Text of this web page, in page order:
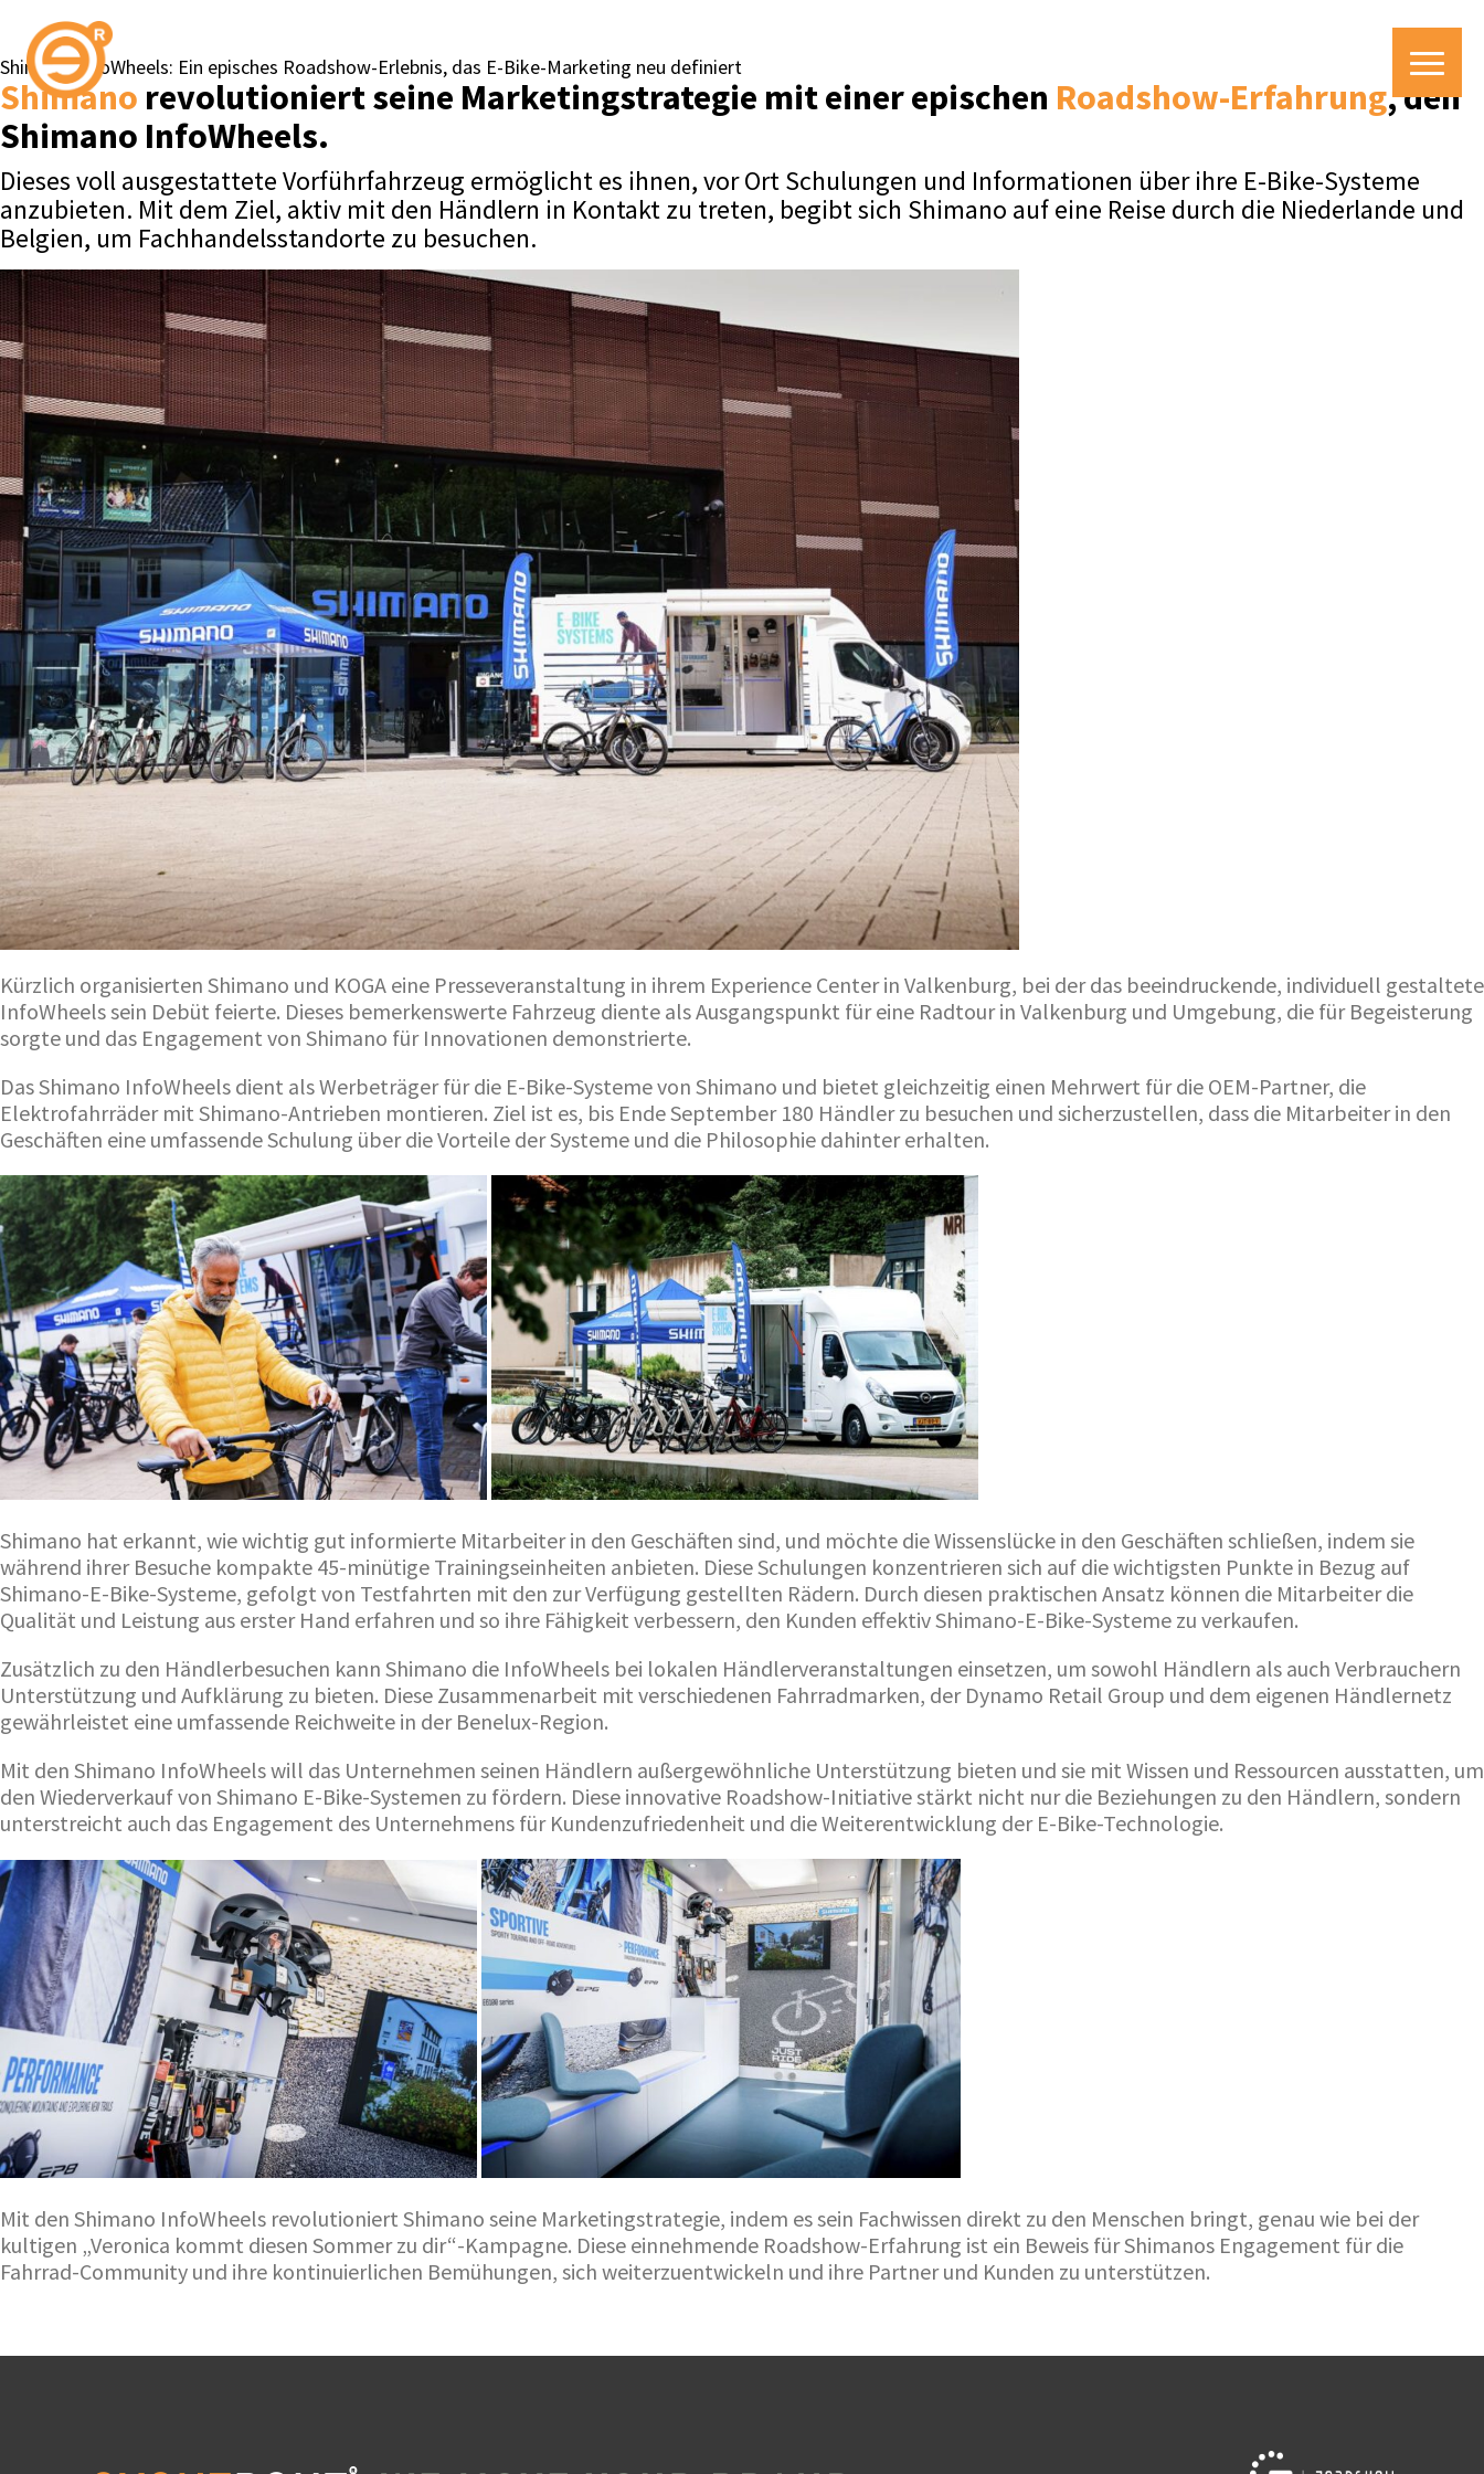
Shimano InfoWheels: Ein episches Roadshow-Erlebnis, das E-Bike-Marketing neu definiert
Shimano revolutioniert seine Marketingstrategie mit einer epischen Roadshow-Erfahrung, den
Shimano InfoWheels.
Dieses voll ausgestattete Vorführfahrzeug ermöglicht es ihnen, vor Ort Schulungen und Informationen über ihre E-Bike-Systeme
anzubieten. Mit dem Ziel, aktiv mit den Händlern in Kontakt zu treten, begibt sich Shimano auf eine Reise durch die Niederlande und
Belgien, um Fachhandelsstandorte zu besuchen.
Kürzlich organisierten Shimano und KOGA eine Presseveranstaltung in ihrem Experience Center in Valkenburg, bei der das beeindruckende, individuell gestaltete
InfoWheels sein Debüt feierte. Dieses bemerkenswerte Fahrzeug diente als Ausgangspunkt für eine Radtour in Valkenburg und Umgebung, die für Begeisterung
sorgte und das Engagement von Shimano für Innovationen demonstrierte.
Das Shimano InfoWheels dient als Werbeträger für die E-Bike-Systeme von Shimano und bietet gleichzeitig einen Mehrwert für die OEM-Partner, die
Elektrofahrräder mit Shimano-Antrieben montieren. Ziel ist es, bis Ende September 180 Händler zu besuchen und sicherzustellen, dass die Mitarbeiter in den
Geschäften eine umfassende Schulung über die Vorteile der Systeme und die Philosophie dahinter erhalten.
Shimano hat erkannt, wie wichtig gut informierte Mitarbeiter in den Geschäften sind, und möchte die Wissenslücke in den Geschäften schließen, indem sie
während ihrer Besuche kompakte 45-minütige Trainingseinheiten anbieten. Diese Schulungen konzentrieren sich auf die wichtigsten Punkte in Bezug auf
Shimano-E-Bike-Systeme, gefolgt von Testfahrten mit den zur Verfügung gestellten Rädern. Durch diesen praktischen Ansatz können die Mitarbeiter die
Qualität und Leistung aus erster Hand erfahren und so ihre Fähigkeit verbessern, den Kunden effektiv Shimano-E-Bike-Systeme zu verkaufen.
Zusätzlich zu den Händlerbesuchen kann Shimano die InfoWheels bei lokalen Händlerveranstaltungen einsetzen, um sowohl Händlern als auch Verbrauchern
Unterstützung und Aufklärung zu bieten. Diese Zusammenarbeit mit verschiedenen Fahrradmarken, der Dynamo Retail Group und dem eigenen Händlernetz
gewährleistet eine umfassende Reichweite in der Benelux-Region.
Mit den Shimano InfoWheels will das Unternehmen seinen Händlern außergewöhnliche Unterstützung bieten und sie mit Wissen und Ressourcen ausstatten, um
den Wiederverkauf von Shimano E-Bike-Systemen zu fördern. Diese innovative Roadshow-Initiative stärkt nicht nur die Beziehungen zu den Händlern, sondern
unterstreicht auch das Engagement des Unternehmens für Kundenzufriedenheit und die Weiterentwicklung der E-Bike-Technologie.
Mit den Shimano InfoWheels revolutioniert Shimano seine Marketingstrategie, indem es sein Fachwissen direkt zu den Menschen bringt, genau wie bei der
kultigen „Veronica kommt diesen Sommer zu dir“-Kampagne. Diese einnehmende Roadshow-Erfahrung ist ein Beweis für Shimanos Engagement für die
Fahrrad-Community und ihre kontinuierlichen Bemühungen, sich weiterzuentwickeln und ihre Partner und Kunden zu unterstützen.